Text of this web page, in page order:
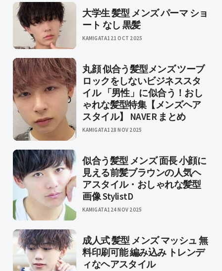
大学生 髪型 メンズ パーマ ショ
ート なし 黒髪
KAMIGATA1 21 OCT 2025
丸顔 似合う髪型メンズ ツーブ
ロックをしないビジネススタ
イル 「男性」に似合う！おし
ゃれな髪型特集【メンズヘア
スタイル】 NAVER まとめ
KAMIGATA1 28 NOV 2025
似合う髪型 メンズ 面長 小顔に
見える前髪ブラウンの人気ヘ
アスタイル・おしゃれな髪型
画像 StylistD
KAMIGATA1 24 NOV 2025
成人式 髪型 メンズ マッシュ 無
料印刷可能 編み込み トレンデ
ィなヘアスタイル